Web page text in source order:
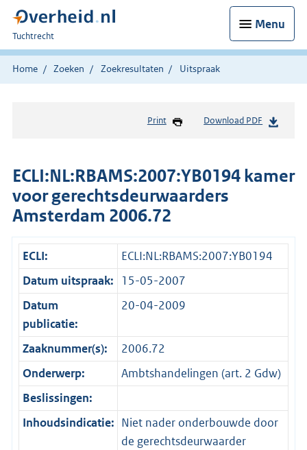
Menu
U
bent
hier:
Tuchtrecht
Home Zoeken Zoekresultaten Uitspraak
Print Download PDF
ECLI:NL:RBAMS:2007:YB0194 kamer
voor gerechtsdeurwaarders
Amsterdam 2006.72
ECLI:
ECLI:NL:RBAMS:2007:YB0194
Datum uitspraak:
15-05-2007
Datum
publicatie:
20-04-2009
Zaaknummer(s):
2006.72
Onderwerp:
Ambtshandelingen (art. 2 Gdw)
Beslissingen:
Inhoudsindicatie: Niet nader onderbouwde door
de gerechtsdeurwaarder